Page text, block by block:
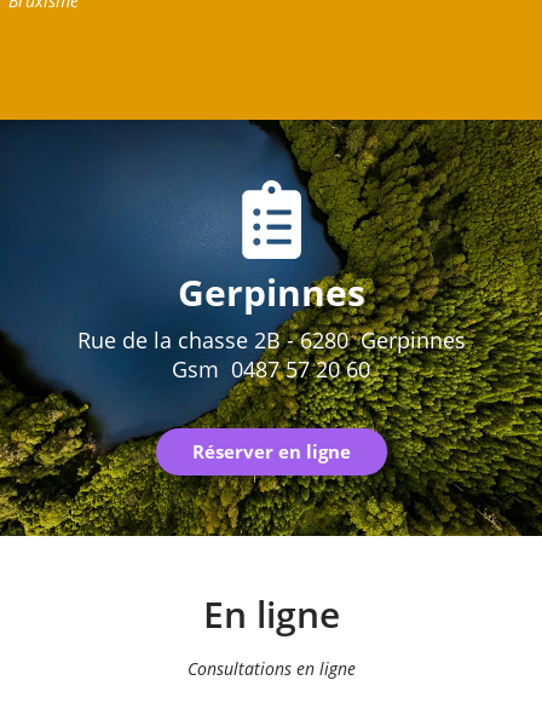
Gerpinnes
Rue de la chasse 2B - 6280 Gerpinnes
Gsm 0487 57 20 60
Réserver en ligne
En ligne
Consultations en ligne